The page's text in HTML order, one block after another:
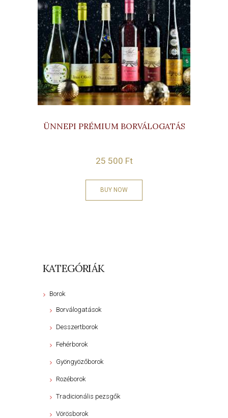
ÜNNEPI PRÉMIUM BORVÁLOGATÁS
25 500 Ft
BUY NOW
KATEGÓRIÁK
Borok
Borválogatások
Desszertborok
Fehérborok
Gyöngyözőborok
Rozéborok
Tradicionális pezsgők
Vörösborok